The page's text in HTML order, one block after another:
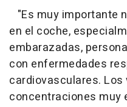
"Es muy importante
en el coche,
embarazadas,
con enfermedades
cardiovasculares.
concentraciones muy